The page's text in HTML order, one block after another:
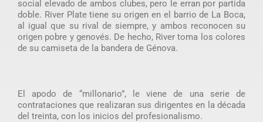
social elevado de ambos clubes, pero le erran por partida
doble. River Plate tiene su origen en el barrio de La Boca,
al igual que su rival de siempre, y ambos reconocen su
origen pobre y genovés. De hecho, River toma los colores
de su camiseta de la bandera de Génova.
El apodo de “millonario”, le viene de una serie de
contrataciones que realizaran sus dirigentes en la década
del treinta, con los inicios del profesionalismo.